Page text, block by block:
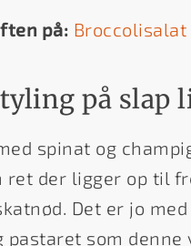
på: Broccolisalat
på slap
spinat og
ret der ligger op til
Det er jo
pastaret som